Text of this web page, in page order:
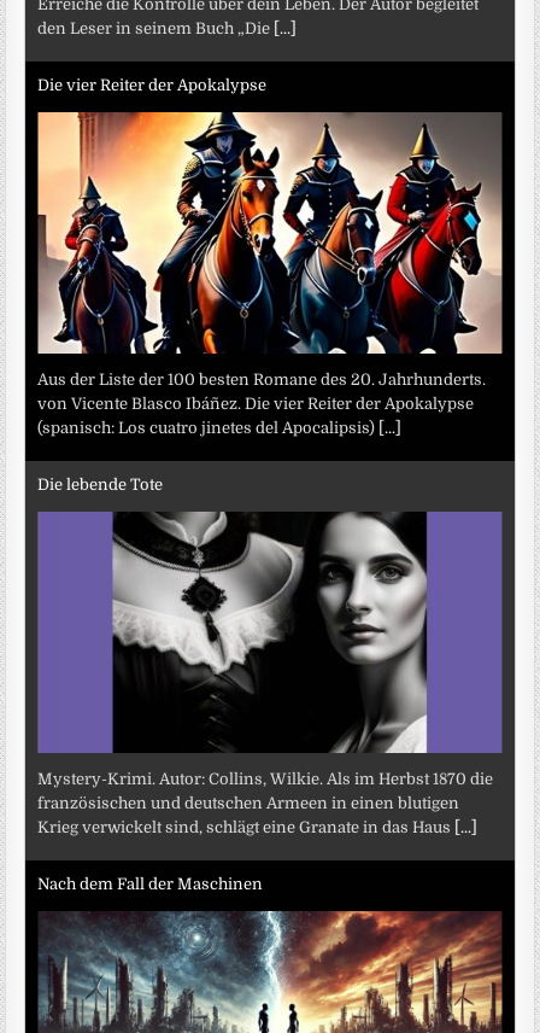
Erreiche die Kontrolle über dein Leben. Der Autor begleitet
den Leser in seinem Buch „Die [...]
Die vier Reiter der Apokalypse
Aus der Liste der 100 besten Romane des 20. Jahrhunderts.
von Vicente Blasco Ibáñez. Die vier Reiter der Apokalypse
(spanisch: Los cuatro jinetes del Apocalipsis) [...]
Die lebende Tote
Mystery-Krimi. Autor: Collins, Wilkie. Als im Herbst 1870 die
französischen und deutschen Armeen in einen blutigen
Krieg verwickelt sind, schlägt eine Granate in das Haus [...]
Nach dem Fall der Maschinen